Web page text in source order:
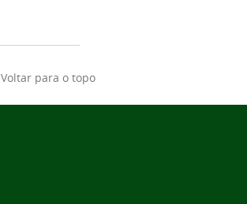
Voltar para o topo